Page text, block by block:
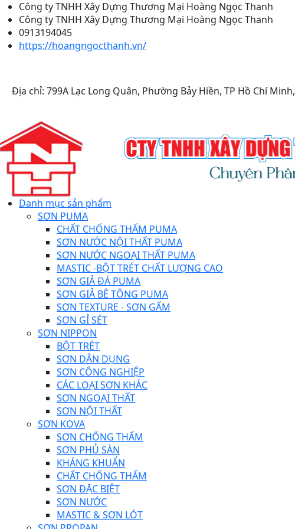
Công ty TNHH Xây Dựng Thương Mại Hoàng Ngọc Thanh
Công ty TNHH Xây Dựng Thương Mại Hoàng Ngọc Thanh
0913194045
https://hoangngocthanh.vn/
Địa chỉ: 799A Lạc Long Quân, Phường Bảy Hiền, TP Hồ Chí Minh,
Danh mục sản phẩm
SƠN PUMA
CHẤT CHỐNG THẤM PUMA
SƠN NƯỚC NỘI THẤT PUMA
SƠN NƯỚC NGOẠI THẤT PUMA
MASTIC -BỘT TRÉT CHẤT LƯỢNG CAO
SƠN GIẢ ĐÁ PUMA
SƠN GIẢ BÊ TÔNG PUMA
SƠN TEXTURE - SƠN GẤM
SƠN GỈ SÉT
SƠN NIPPON
BỘT TRÉT
SƠN DÂN DỤNG
SƠN CÔNG NGHIỆP
CÁC LOẠI SƠN KHÁC
SƠN NGOẠI THẤT
SƠN NỘI THẤT
SƠN KOVA
SƠN CHỐNG THẤM
SƠN PHỦ SÀN
KHÁNG KHUẨN
CHẤT CHỐNG THẤM
SƠN ĐẶC BIỆT
SƠN NƯỚC
MASTIC & SƠN LÓT